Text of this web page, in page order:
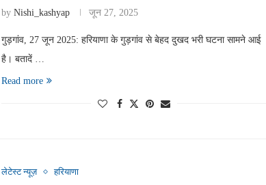
by Nishi_kashyap जून 27, 2025
गुड़गांव, 27 जून 2025: हरियाणा के गुड़गांव से बेहद दुखद भरी घटना सामने आई
है। बतादें …
Read more
लेटेस्ट न्यूज़ हरियाणा